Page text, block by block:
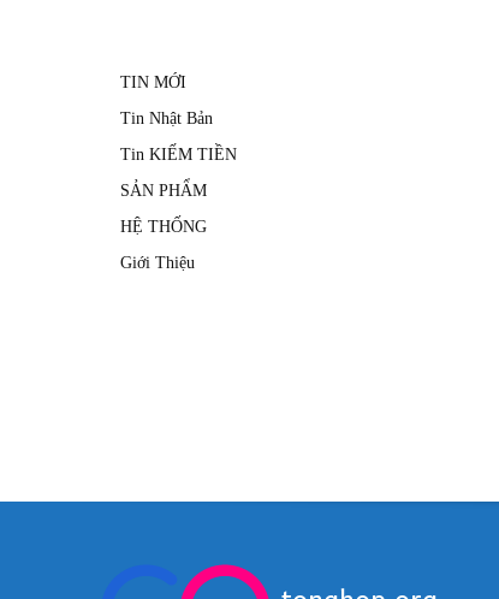
TIN MỚI
Tin Nhật Bản
Tin KIẾM TIỀN
SẢN PHẨM
HỆ THỐNG
Giới Thiệu